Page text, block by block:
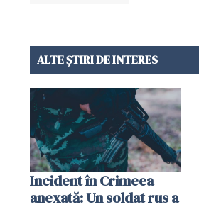
ALTE ȘTIRI DE INTERES
Incident în Crimeea
anexată: Un soldat rus a